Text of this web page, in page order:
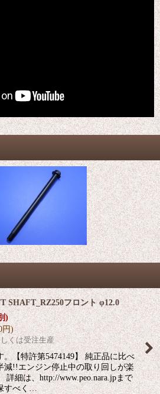
SHAFT_RZ250フロント φ12.0
)
円)
くは受注生産
。【特許第5474149】 純正品に比べ
減!!エンジン停止中の取り回しが楽
詳細は、http://www.peo.nara.jpまで
すべく…